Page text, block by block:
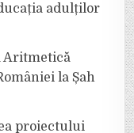
adulților
Aritmetică
la Șah
proiectului